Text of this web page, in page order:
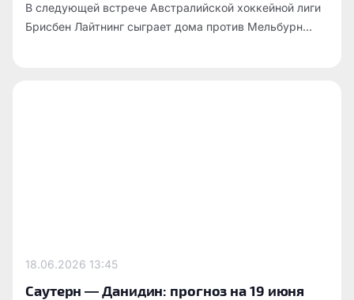
В следующей встрече Австралийской хоккейной лиги
Брисбен Лайтнинг сыграет дома против Мельбурн...
18.06.2026 13:45
Саутерн — Данидин: прогноз на 19 июня